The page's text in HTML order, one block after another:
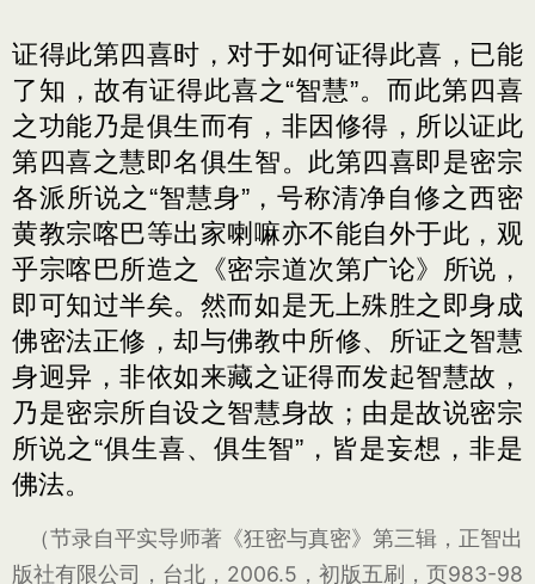
证得此第四喜时，对于如何证得此喜，已能
了知，故有证得此喜之“智慧”。而此第四喜
之功能乃是俱生而有，非因修得，所以证此
第四喜之慧即名俱生智。此第四喜即是密宗
各派所说之“智慧身”，号称清净自修之西密
黄教宗喀巴等出家喇嘛亦不能自外于此，观
乎宗喀巴所造之《密宗道次第广论》所说，
即可知过半矣。然而如是无上殊胜之即身成
佛密法正修，却与佛教中所修、所证之智慧
身迥异，非依如来藏之证得而发起智慧故，
乃是密宗所自设之智慧身故；由是故说密宗
所说之“俱生喜、俱生智”，皆是妄想，非是
佛法。
（节录自平实导师著《狂密与真密》第三辑，正智出
版社有限公司，台北，2006.5，初版五刷，页983-98